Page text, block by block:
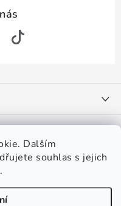
Dalším
souhlas s jejich
.